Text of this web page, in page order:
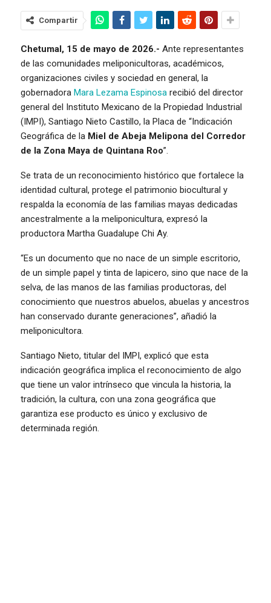
Compartir
Chetumal, 15 de mayo de 2026.- Ante representantes
de las comunidades meliponicultoras, académicos,
organizaciones civiles y sociedad en general, la
gobernadora Mara Lezama Espinosa recibió del director
general del Instituto Mexicano de la Propiedad Industrial
(IMPI), Santiago Nieto Castillo, la Placa de “Indicación
Geográfica de la Miel de Abeja Melipona del Corredor
de la Zona Maya de Quintana Roo”.
Se trata de un reconocimiento histórico que fortalece la
identidad cultural, protege el patrimonio biocultural y
respalda la economía de las familias mayas dedicadas
ancestralmente a la meliponicultura, expresó la
productora Martha Guadalupe Chi Ay.
“Es un documento que no nace de un simple escritorio,
de un simple papel y tinta de lapicero, sino que nace de la
selva, de las manos de las familias productoras, del
conocimiento que nuestros abuelos, abuelas y ancestros
han conservado durante generaciones”, añadió la
meliponicultora.
Santiago Nieto, titular del IMPI, explicó que esta
indicación geográfica implica el reconocimiento de algo
que tiene un valor intrínseco que vincula la historia, la
tradición, la cultura, con una zona geográfica que
garantiza ese producto es único y exclusivo de
determinada región.